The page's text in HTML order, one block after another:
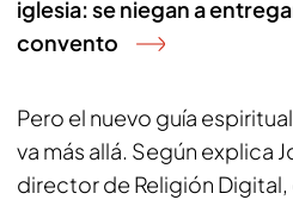
iglesia: se niegan a
convento
Pero el nuevo guía
va más allá. Según explica
director de Religión Digital,